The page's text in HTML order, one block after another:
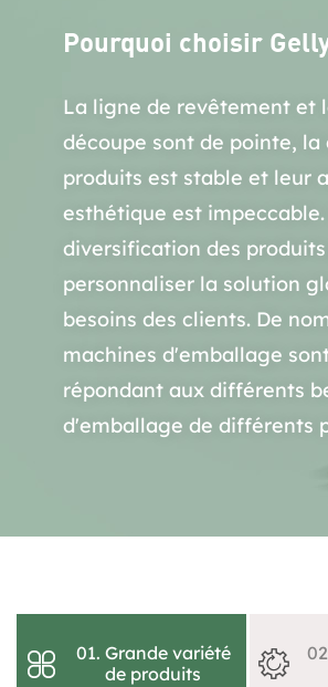
Pourquoi choisir
La ligne de revêtement et
découpe sont de pointe, la
produits est stable et leur
esthétique est impeccable.
diversification des
personnaliser la solution
besoins des clients. De
machines d'emballage
répondant aux différents
d'emballage de différents
01. Grande variété
de produits